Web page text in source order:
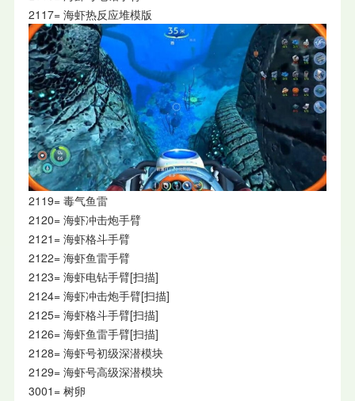
2117= 海虾热反应堆模版
2119= 毒气鱼雷
2120= 海虾冲击炮手臂
2121= 海虾格斗手臂
2122= 海虾鱼雷手臂
2123= 海虾电钻手臂[扫描]
2124= 海虾冲击炮手臂[扫描]
2125= 海虾格斗手臂[扫描]
2126= 海虾鱼雷手臂[扫描]
2128= 海虾号初级深潜模块
2129= 海虾号高级深潜模块
3001= 树卵